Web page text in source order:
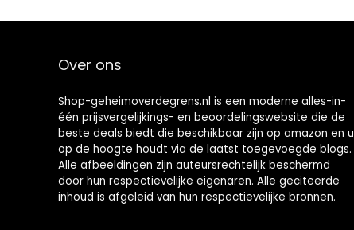
Over ons
Shop-geheimoverdegrens.nl is een moderne alles-in-
één prijsvergelijkings- en beoordelingswebsite die de
beste deals biedt die beschikbaar zijn op amazon en u
op de hoogte houdt via de laatst toegevoegde blogs.
Alle afbeeldingen zijn auteursrechtelijk beschermd
door hun respectievelijke eigenaren. Alle geciteerde
inhoud is afgeleid van hun respectievelijke bronnen.